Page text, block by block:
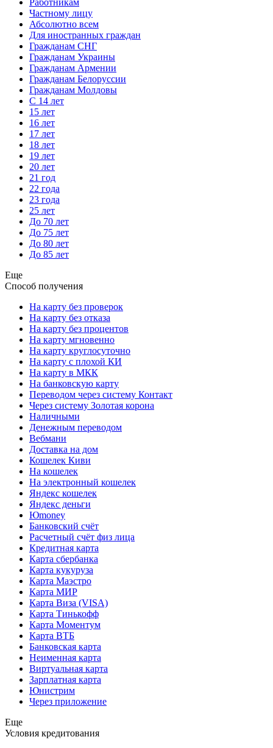
Работникам
Частному лицу
Абсолютно всем
Для иностранных граждан
Гражданам СНГ
Гражданам Украины
Гражданам Армении
Гражданам Белоруссии
Гражданам Молдовы
С 14 лет
15 лет
16 лет
17 лет
18 лет
19 лет
20 лет
21 год
22 года
23 года
25 лет
До 70 лет
До 75 лет
До 80 лет
До 85 лет
Еще
Способ получения
На карту без проверок
На карту без отказа
На карту без процентов
На карту мгновенно
На карту круглосуточно
На карту с плохой КИ
На карту в МКК
На банковскую карту
Переводом через систему Контакт
Через систему Золотая корона
Наличными
Денежным переводом
Вебмани
Доставка на дом
Кошелек Киви
На кошелек
На электронный кошелек
Яндекс кошелек
Яндекс деньги
Юmoney
Банковский счёт
Расчетный счёт физ лица
Кредитная карта
Карта сбербанка
Карта кукуруза
Карта Маэстро
Карта МИР
Карта Виза (VISA)
Карта Тинькофф
Карта Моментум
Карта ВТБ
Банковская карта
Неименная карта
Виртуальная карта
Зарплатная карта
Юнистрим
Через приложение
Еще
Условия кредитования